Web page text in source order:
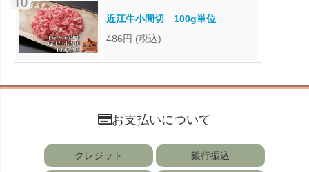
近江牛小間切 100g単位
486円 (税込)
お支払いについて
クレジット 銀行振込